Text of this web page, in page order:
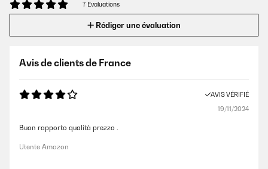
7 Evaluations
Rédiger une évaluation
Avis de clients de France
AVIS VÉRIFIÉ
19/11/2024
Buon rapporto qualità prezzo .
Utente Amazon